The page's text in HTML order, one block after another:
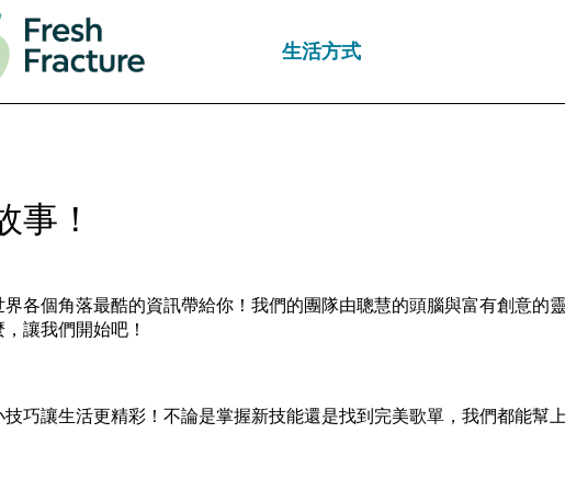
生活方式
事！
各個角落最酷的資訊帶給你！我們的團隊由聰慧的頭腦與富有創意的
讓我們開始吧！
巧讓生活更精彩！不論是掌握新技能還是找到完美歌單，我們都能幫